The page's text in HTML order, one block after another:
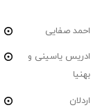
احمد صفایی
ادریس یاسینی و
بهنیا
اردلان